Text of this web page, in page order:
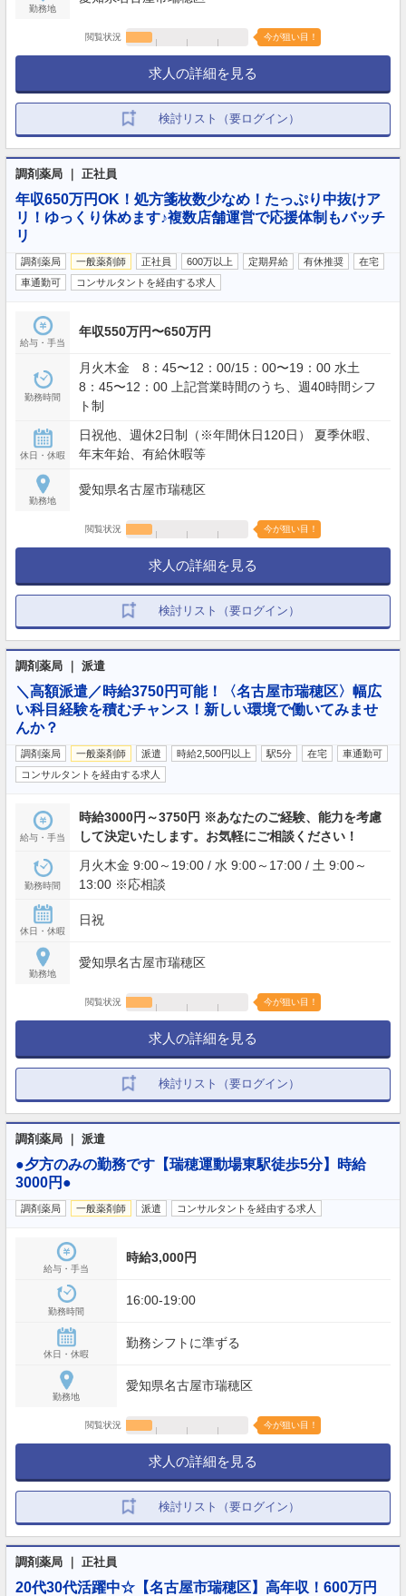
勤務地
閲覧状況 今が狙い目！
求人の詳細を見る
検討リスト（要ログイン）
調剤薬局 ｜ 正社員
年収650万円OK！処方箋枚数少なめ！たっぷり中抜けア
リ！ゆっくり休めます♪複数店舗運営で応援体制もバッチ
リ
調剤薬局 一般薬剤師 正社員 600万以上 定期昇給 有休推奨
在宅
車通勤可
コンサルタントを経由する求人
給与・手当
年収550万円〜650万円
勤務時間
月火木金 8：45〜12：00/15：00〜19：00 水土
8：45〜12：00 上記営業時間のうち、週40時間シフ
ト制
休日・休暇
日祝他、週休2日制（※年間休日120日） 夏季休暇、
年末年始、有給休暇等
勤務地
愛知県名古屋市瑞穂区
閲覧状況 今が狙い目！
求人の詳細を見る
検討リスト（要ログイン）
調剤薬局 ｜ 派遣
＼高額派遣／時給3750円可能！〈名古屋市瑞穂区〉幅広
い科目経験を積むチャンス！新しい環境で働いてみませ
んか？
調剤薬局 一般薬剤師 派遣 時給2,500円以上 駅5分 在宅
車通勤可
コンサルタントを経由する求人
給与・手当
時給3000円～3750円 ※あなたのご経験、能力を考慮
して決定いたします。お気軽にご相談ください！
勤務時間
月火木金 9:00～19:00 / 水 9:00～17:00 / 土 9:00～
13:00 ※応相談
休日・休暇
日祝
勤務地
愛知県名古屋市瑞穂区
閲覧状況 今が狙い目！
求人の詳細を見る
検討リスト（要ログイン）
調剤薬局 ｜ 派遣
●夕方のみの勤務です【瑞穂運動場東駅徒歩5分】時給
3000円●
調剤薬局 一般薬剤師 派遣 コンサルタントを経由する求人
給与・手当
時給3,000円
勤務時間
16:00-19:00
休日・休暇
勤務シフトに準ずる
勤務地
愛知県名古屋市瑞穂区
閲覧状況 今が狙い目！
求人の詳細を見る
検討リスト（要ログイン）
調剤薬局 ｜ 正社員
20代30代活躍中☆【名古屋市瑞穂区】高年収！600万円